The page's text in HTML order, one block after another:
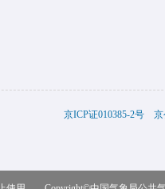
京ICP证010385-2号 京